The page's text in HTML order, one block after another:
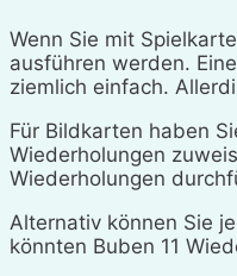
Wenn Sie mit
ausführen werden.
ziemlich einfach.
Für Bildkarten haben
Wiederholungen
Wiederholungen
Alternativ können Sie
könnten Buben 11